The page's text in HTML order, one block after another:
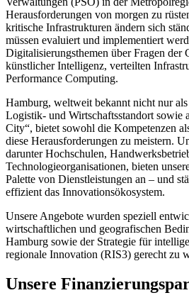
Herausforderungen von morgen zu
kritische Infrastrukturen ändern sich
müssen evaluiert und implementiert
Digitalisierungsthemen über Fragen der
künstlicher Intelligenz, verteilten
Performance Computing.
Hamburg, weltweit bekannt nicht nur
Logistik- und Wirtschaftsstandort sowie
City“, bietet sowohl die Kompetenzen
diese Herausforderungen zu meistern.
darunter Hochschulen,
Technologieorganisationen, bieten
Palette von Dienstleistungen an – und
effizient das Innovationsökosystem.
Unsere Angebote wurden speziell
wirtschaftlichen und geografischen
Hamburg sowie der Strategie für
regionale Innovation (RIS3) gerecht zu
Unsere